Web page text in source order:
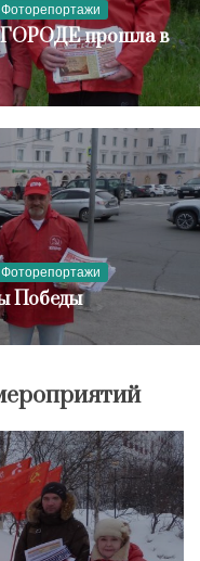
Фоторепортажи
прошла в
Фоторепортажи
Победы